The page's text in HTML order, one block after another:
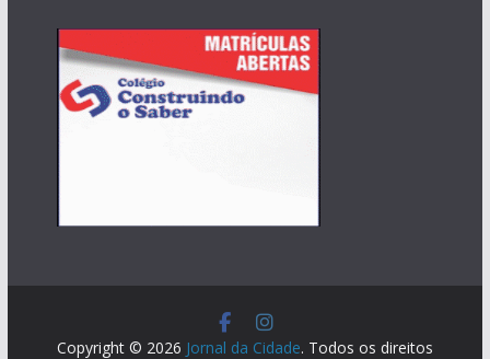
Copyright © 2026 Jornal da Cidade. Todos os direitos